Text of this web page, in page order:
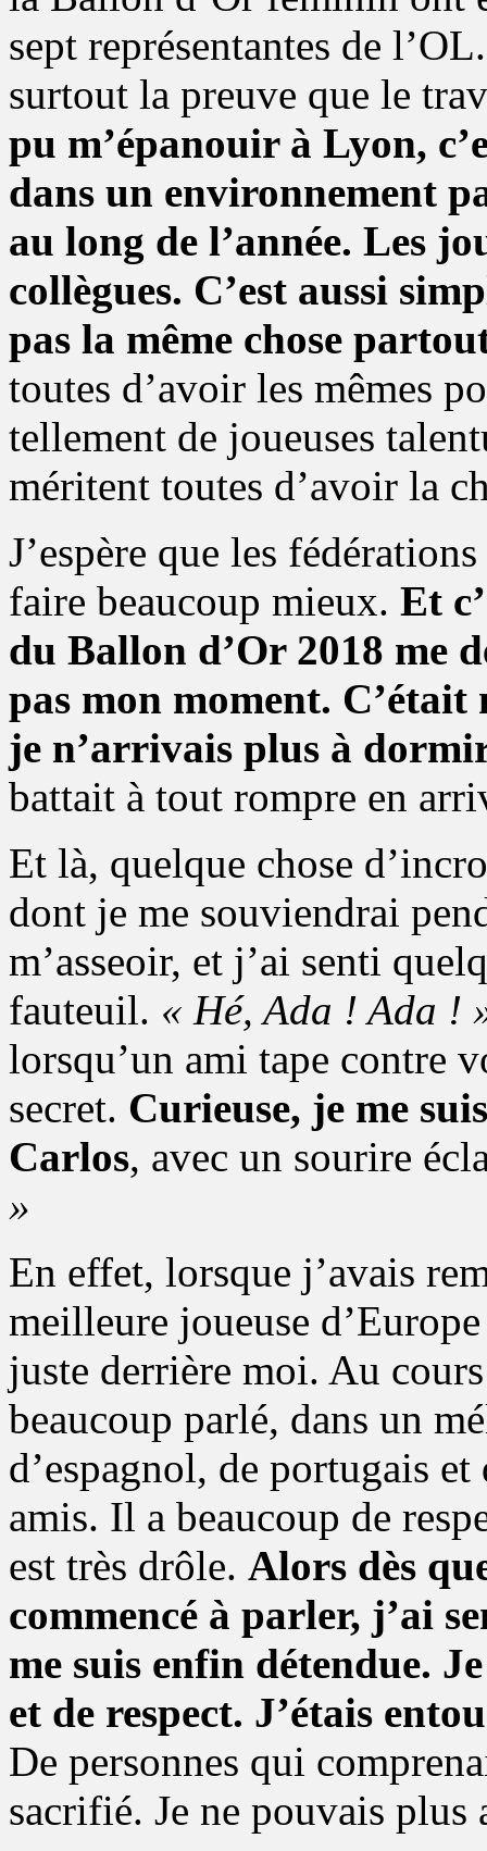
sept représentantes de
surtout la preuve que le
pu m’épanouir à Lyon,
dans un environnement
au long de l’année. Les
collègues. C’est aussi
pas la même chose
toutes d’avoir les mêmes
tellement de joueuses
méritent toutes d’avoir la
J’espère que les
faire beaucoup mieux. Et
du Ballon d’Or 2018 me
pas mon moment.
je n’arrivais plus à
battait à tout rompre en
Et là, quelque chose
dont je me souviendrai
m’asseoir, et j’ai senti
fauteuil. « Hé, Ada ! Ada !
lorsqu’un ami tape contre
secret. Curieuse, je me
Carlos, avec un sourire
»
En effet, lorsque j’avais
meilleure joueuse
juste derrière moi. Au
beaucoup parlé, dans un
d’espagnol, de portugais
amis. Il a beaucoup de
est très drôle. Alors dès
commencé à parler, j’ai
me suis enfin détendue.
et de respect. J’étais
De personnes qui
sacrifié. Je ne pouvais plus